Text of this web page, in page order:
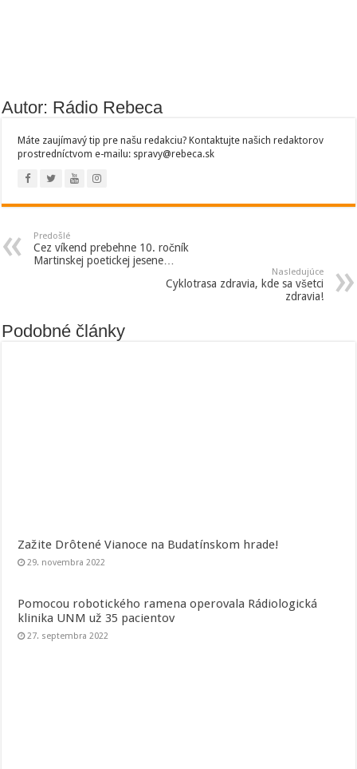
Autor: Rádio Rebeca
Máte zaujímavý tip pre našu redakciu? Kontaktujte našich redaktorov
prostredníctvom e-mailu: spravy@rebeca.sk
Predošlé
Cez víkend prebehne 10. ročník
Martinskej poetickej jesene…
Nasledujúce
Cyklotrasa zdravia, kde sa všetci
zdravia!
Podobné články
Zažite Drôtené Vianoce na Budatínskom hrade!
29. novembra 2022
Pomocou robotického ramena operovala Rádiologická
klinika UNM už 35 pacientov
27. septembra 2022